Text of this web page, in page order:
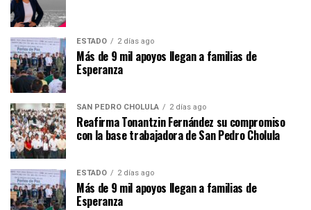
ESTADO 2 días ago
Más de 9 mil apoyos llegan a familias de
Esperanza
SAN PEDRO CHOLULA 2 días ago
Reafirma Tonantzin Fernández su compromiso
con la base trabajadora de San Pedro Cholula
ESTADO 2 días ago
Más de 9 mil apoyos llegan a familias de
Esperanza